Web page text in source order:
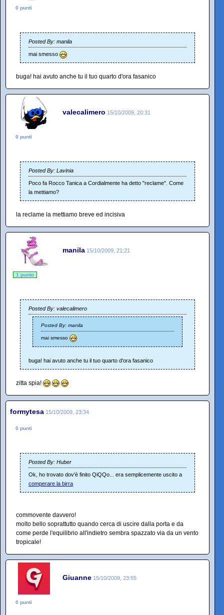
0 punti
Posted By: manila
mai smesso
buga! hai avuto anche tu il tuo quarto d'ora fasanico
valecalimero 15/10/2009, 20:31
0 punti
Posted By: Lavinia
Poco fa Rocco Tanica a Cordialmente ha detto "reclame". Come
la mettiamo?
la reclame la mettiamo breve ed incisiva
manila 15/10/2009, 21:21
1 punto
Posted By: valecalimero
Posted By: manila
mai smesso
buga! hai avuto anche tu il tuo quarto d'ora fasanico
zitta spia!
formytesa 15/10/2009, 23:34
0 punti
Posted By: Huber
Ok, ho trovato dov'è finito QiQQo... era semplicemente uscito a
comperare la birra
commovente davvero!
molto bello soprattutto quando cerca di uscire dalla porta e da
come perde l'equilibrio all'indietro sembra spazzato via da un vento
tropicale!
Giuanne 15/10/2009, 23:55
0 punti